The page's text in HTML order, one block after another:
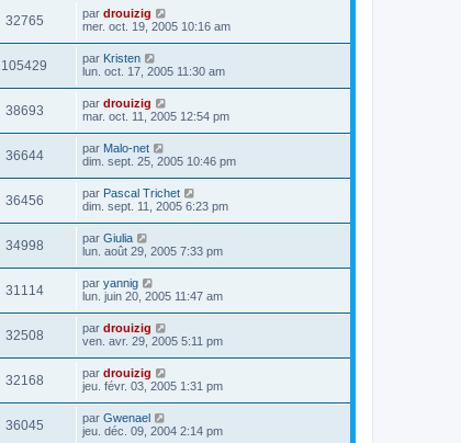
32765 par drouizig
mer. oct. 19, 2005 10:16 am
105429 par Kristen
lun. oct. 17, 2005 11:30 am
38693 par drouizig
mar. oct. 11, 2005 12:54 pm
36644 par Malo-net
dim. sept. 25, 2005 10:46 pm
36456 par Pascal Trichet
dim. sept. 11, 2005 6:23 pm
34998 par Giulia
lun. août 29, 2005 7:33 pm
31114 par yannig
lun. juin 20, 2005 11:47 am
32508 par drouizig
ven. avr. 29, 2005 5:11 pm
32168 par drouizig
jeu. févr. 03, 2005 1:31 pm
36045 par Gwenael
jeu. déc. 09, 2004 2:14 pm